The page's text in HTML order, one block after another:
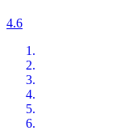
4.6